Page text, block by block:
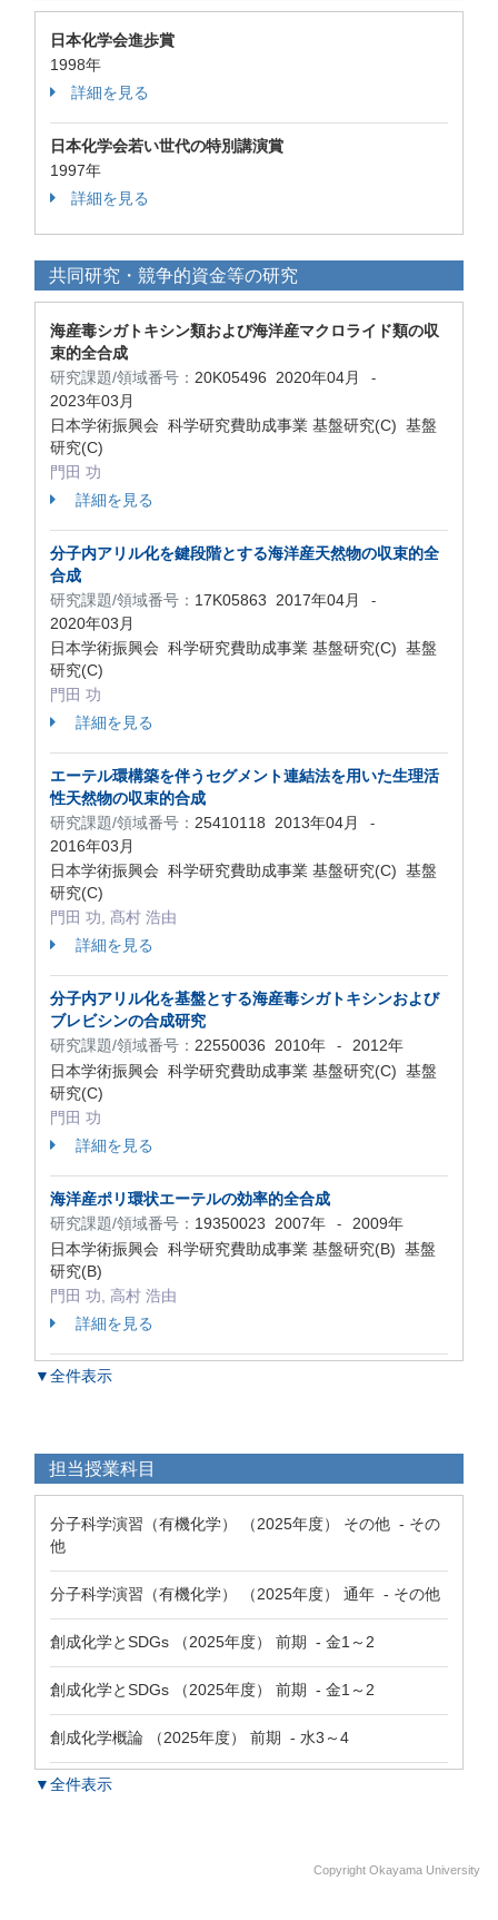
日本化学会進歩賞
1998年
詳細を見る
日本化学会若い世代の特別講演賞
1997年
詳細を見る
共同研究・競争的資金等の研究
海産毒シガトキシン類および海洋産マクロライド類の収
束的全合成
研究課題/領域番号： 20K05496 2020年04月 -
2023年03月
日本学術振興会 科学研究費助成事業 基盤研究(C) 基盤
研究(C)
門田 功
詳細を見る
分子内アリル化を鍵段階とする海洋産天然物の収束的全
合成
研究課題/領域番号： 17K05863 2017年04月 -
2020年03月
日本学術振興会 科学研究費助成事業 基盤研究(C) 基盤
研究(C)
門田 功
詳細を見る
エーテル環構築を伴うセグメント連結法を用いた生理活
性天然物の収束的合成
研究課題/領域番号： 25410118 2013年04月 -
2016年03月
日本学術振興会 科学研究費助成事業 基盤研究(C) 基盤
研究(C)
門田 功, 髙村 浩由
詳細を見る
分子内アリル化を基盤とする海産毒シガトキシンおよび
ブレビシンの合成研究
研究課題/領域番号： 22550036 2010年 -
2012年
日本学術振興会 科学研究費助成事業 基盤研究(C) 基盤
研究(C)
門田 功
詳細を見る
海洋産ポリ環状エーテルの効率的全合成
研究課題/領域番号： 19350023 2007年 -
2009年
日本学術振興会 科学研究費助成事業 基盤研究(B) 基盤
研究(B)
門田 功, 高村 浩由
詳細を見る
▼全件表示
担当授業科目
分子科学演習（有機化学） （2025年度） その他 - その
他
分子科学演習（有機化学） （2025年度） 通年 - その他
創成化学とSDGs （2025年度） 前期 - 金1～2
創成化学とSDGs （2025年度） 前期 - 金1～2
創成化学概論 （2025年度） 前期 - 水3～4
▼全件表示
Copyright Okayama University